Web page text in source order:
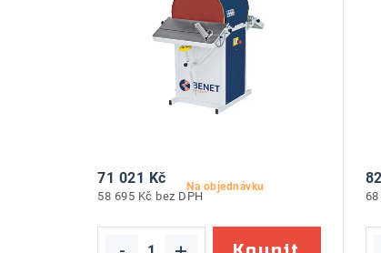
Na objednávku
58 695 Kč bez DPH
71 021 Kč